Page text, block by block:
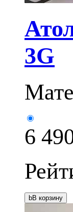
3G
6
bВ корзину